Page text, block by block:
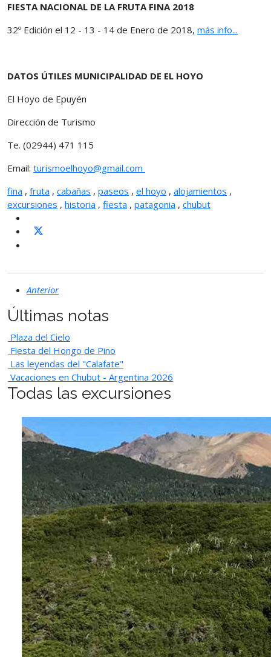
FIESTA NACIONAL DE LA FRUTA FINA 2018
32º Edición el 12 - 13 - 14 de Enero de 2018, más info...
DATOS ÚTILES MUNICIPALIDAD DE EL HOYO
El Hoyo de Epuyén
Dirección de Turismo
Te. (02944) 471 115
Email: turismoelhoyo@gmail.com
fina , fruta , cabañas , paseos , el hoyo , alojamientos ,
excursiones , historia , fiesta , patagonia , chubut
Anterior
Últimas notas
Plaza del Cielo
Fiesta del Hongo de Pino
Las leyendas del "Calafate"
Vacaciones en Chubut - Argentina 2026
Todas las excursiones